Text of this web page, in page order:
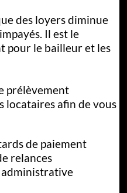
des loyers diminue
Il est le
pour le bailleur et les
prélèvement
locataires afin de vous
de paiement
relances